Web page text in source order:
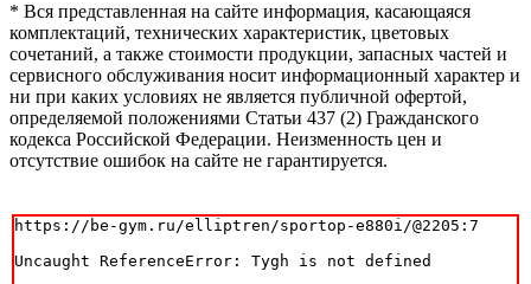
* Вся представленная на сайте информация, касающаяся
комплектаций, технических характеристик, цветовых
сочетаний, а также стоимости продукции, запасных частей и
сервисного обслуживания носит информационный характер и
ни при каких условиях не является публичной офертой,
определяемой положениями Статьи 437 (2) Гражданского
кодекса Российской Федерации. Неизменность цен и
отсутствие ошибок на сайте не гарантируется.
https://be-gym.ru/elliptren/sportop-e880i/@2205:7
Uncaught ReferenceError: Tygh is not defined